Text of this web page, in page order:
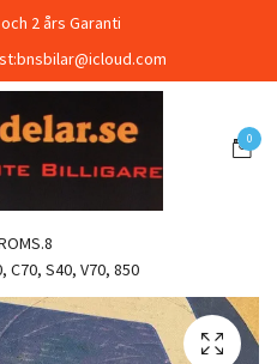
2 års Garanti
bnsbilar@icloud.com
0
C70, S40, V70, 850